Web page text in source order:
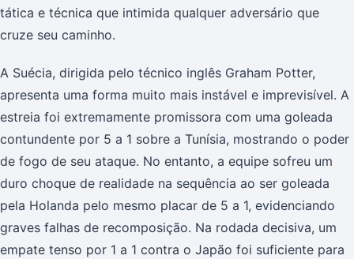
tática e técnica que intimida qualquer adversário que
cruze seu caminho.
A Suécia, dirigida pelo técnico inglês Graham Potter,
apresenta uma forma muito mais instável e imprevisível. A
estreia foi extremamente promissora com uma goleada
contundente por 5 a 1 sobre a Tunísia, mostrando o poder
de fogo de seu ataque. No entanto, a equipe sofreu um
duro choque de realidade na sequência ao ser goleada
pela Holanda pelo mesmo placar de 5 a 1, evidenciando
graves falhas de recomposição. Na rodada decisiva, um
empate tenso por 1 a 1 contra o Japão foi suficiente para